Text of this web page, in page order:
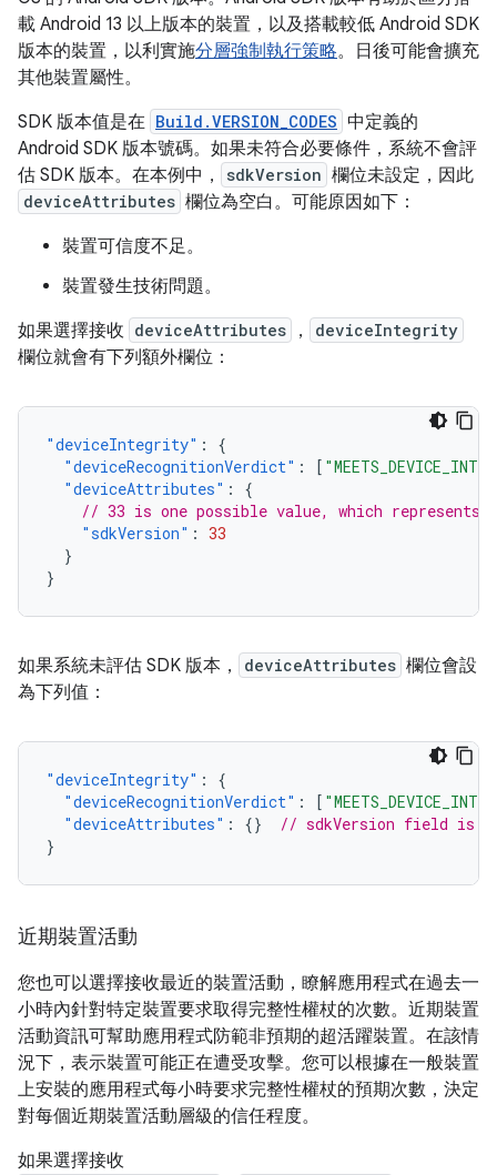
載 Android 13 以上版本的裝置，以及搭載較低 Android SDK
版本的裝置，以利實施分層強制執行策略。日後可能會擴充
其他裝置屬性。
SDK 版本值是在 Build.VERSION_CODES 中定義的
Android SDK 版本號碼。如果未符合必要條件，系統不會評
估 SDK 版本。在本例中，
sdkVersion 欄位未設定，因此
deviceAttributes 欄位為空白。可能原因如下：
裝置可信度不足。
裝置發生技術問題。
如果選擇接收 deviceAttributes ， deviceIntegrity
欄位就會有下列額外欄位：
"deviceIntegrity" :
{
"deviceRecognitionVerdict" : [
"deviceAttributes" :
{
// 33 is one possible value, which represents
"sdkVersion" : 33
}
}
如果系統未評估 SDK 版本， deviceAttributes 欄位會設
為下列值：
"deviceIntegrity" :
{
"deviceRecognitionVerdict" : [
"deviceAttributes" : {}
// sdkVersion field is
}
近期裝置活動
您也可以選擇接收最近的裝置活動，瞭解應用程式在過去一
小時內針對特定裝置要求取得完整性權杖的次數。近期裝置
活動資訊可幫助應用程式防範非預期的超活躍裝置。在該情
況下，表示裝置可能正在遭受攻擊。您可以根據在一般裝置
上安裝的應用程式每小時要求完整性權杖的預期次數，決定
對每個近期裝置活動層級的信任程度。
如果選擇接收